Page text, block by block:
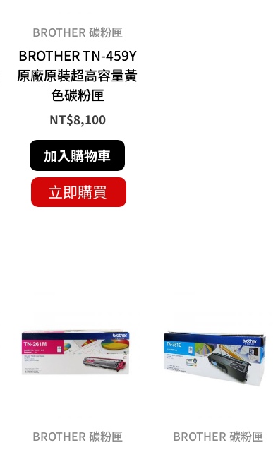
BROTHER 碳粉匣
BROTHER TN-459Y
原廠原裝超高容量黃
色碳粉匣
NT$8,100
加入購物車
立即購買
BROTHER 碳粉匣 BROTHER 碳粉匣